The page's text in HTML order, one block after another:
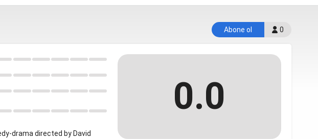
0
Abone ol
0.0
drama directed by David